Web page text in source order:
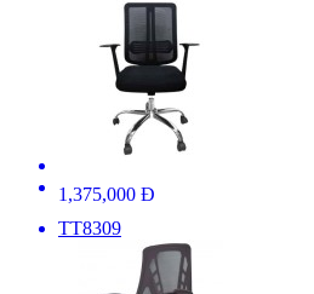
1,375,000 Đ
TT8309